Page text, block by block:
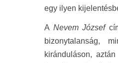
egy ilyen
A Nevem József
bizonytalanság,
kiránduláson,